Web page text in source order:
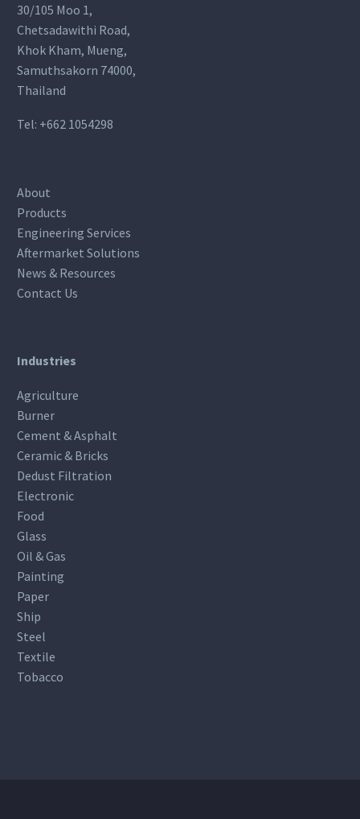
30/105 Moo 1,
Chetsadawithi Road,
Khok Kham, Mueng,
Samuthsakorn 74000,
Thailand
Tel: +662 1054298
About
Products
Engineering Services
Aftermarket Solutions
News & Resources
Contact Us
Industries
Agriculture
Burner
Cement & Asphalt
Ceramic & Bricks
Dedust Filtration
Electronic
Food
Glass
Oil & Gas
Painting
Paper
Ship
Steel
Textile
Tobacco